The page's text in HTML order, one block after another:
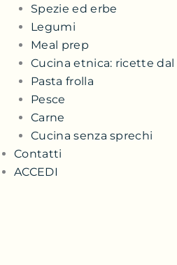
Spezie ed erbe
Legumi
Meal prep
Cucina etnica: ricette
Pasta frolla
Pesce
Carne
Cucina senza sprechi
Contatti
ACCEDI